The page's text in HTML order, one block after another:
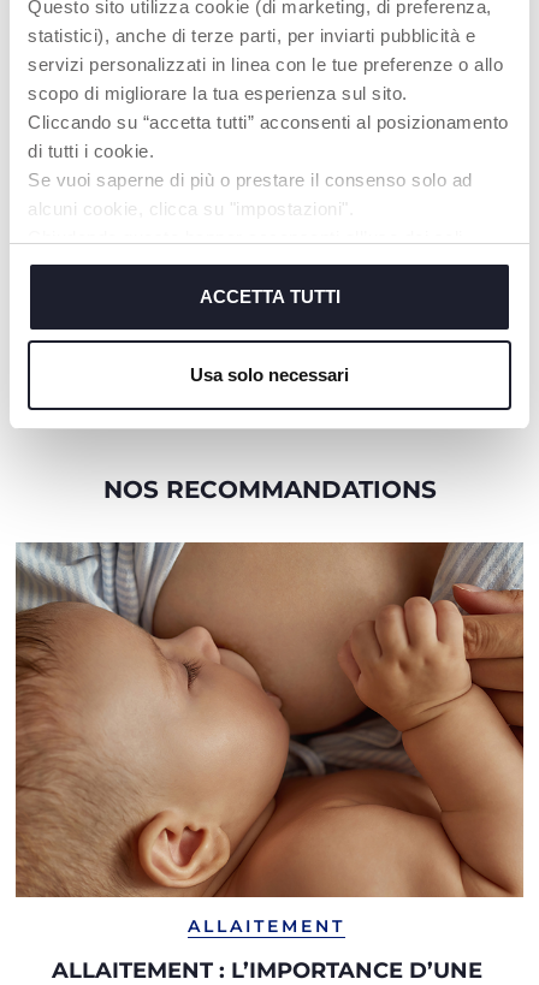
Questo sito utilizza cookie (di marketing, di preferenza,
statistici), anche di terze parti, per inviarti pubblicità e
servizi personalizzati in linea con le tue preferenze o allo
scopo di migliorare la tua esperienza sul sito.
Cliccando su “accetta tutti” acconsenti al posizionamento
di tutti i cookie.
Se vuoi saperne di più o prestare il consenso solo ad
alcuni cookie, clicca su "impostazioni".
cookie tecnici, indispensabili per fruire del servizio
ACCETTA TUTTI
Usa solo necessari
+ COULEURS
Couverts en métal
Assiette maintien au chaud
NOS RECOMMANDATIONS
ALLAITEMENT
ALLAITEMENT : L’IMPORTANCE D’UNE